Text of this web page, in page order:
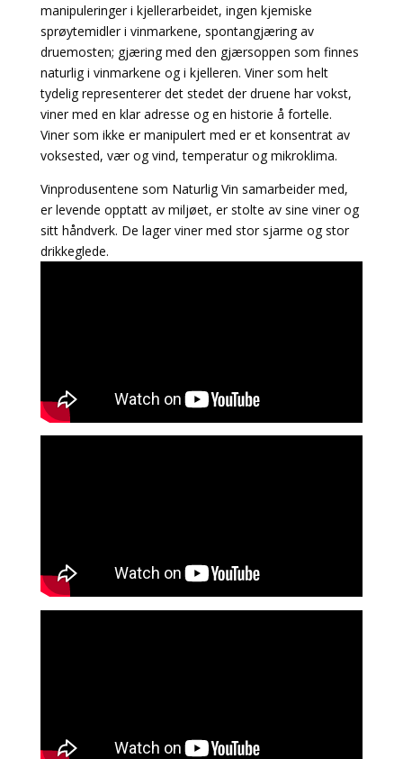
manipuleringer i kjellerarbeidet, ingen kjemiske
sprøytemidler i vinmarkene, spontangjæring av
druemosten; gjæring med den gjærsoppen som finnes
naturlig i vinmarkene og i kjelleren. Viner som helt
tydelig representerer det stedet der druene har vokst,
viner med en klar adresse og en historie å fortelle.
Viner som ikke er manipulert med er et konsentrat av
voksested, vær og vind, temperatur og mikroklima.
Vinprodusentene som Naturlig Vin samarbeider med,
er levende opptatt av miljøet, er stolte av sine viner og
sitt håndverk. De lager viner med stor sjarme og stor
drikkeglede.